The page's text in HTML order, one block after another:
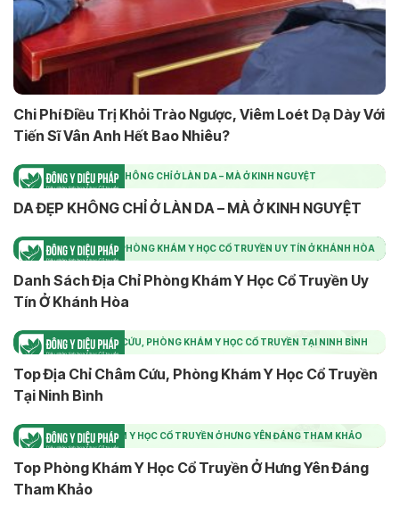
Chi Phí Điều Trị Khỏi Trào Ngược, Viêm Loét Dạ Dày Với
Tiến Sĩ Vân Anh Hết Bao Nhiêu?
DA ĐẸP KHÔNG CHỈ Ở LÀN DA – MÀ Ở KINH NGUYỆT
DA ĐẸP KHÔNG CHỈ Ở LÀN DA – MÀ Ở KINH NGUYỆT
DANH SÁCH ĐỊA CHỈ PHÒNG KHÁM Y HỌC CỔ TRUYỀN UY TÍN Ở KHÁNH HÒA
Danh Sách Địa Chỉ Phòng Khám Y Học Cổ Truyền Uy
Tín Ở Khánh Hòa
TOP ĐỊA CHỈ CHÂM CỨU, PHÒNG KHÁM Y HỌC CỔ TRUYỀN TẠI NINH BÌNH
Top Địa Chỉ Châm Cứu, Phòng Khám Y Học Cổ Truyền
Tại Ninh Bình
TOP PHÒNG KHÁM Y HỌC CỔ TRUYỀN Ở HƯNG YÊN ĐÁNG THAM KHẢO
Top Phòng Khám Y Học Cổ Truyền Ở Hưng Yên Đáng
Tham Khảo